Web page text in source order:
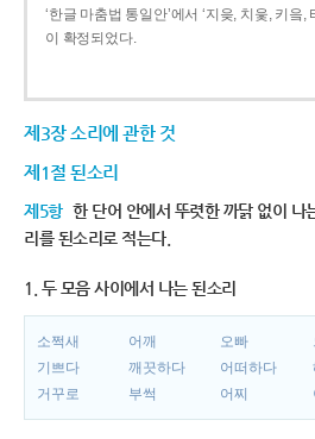
‘한글 마춤법 통일안’에서 ‘지읒, 치읓, 키읔,
이 확정되었다.
제3장 소리에 관한 것
제1절 된소리
제5항 한 단어 안에서 뚜렷한 까닭 없이 나
리를 된소리로 적는다.
1. 두 모음 사이에서 나는 된소리
소쩍새 어깨 오빠
기쁘다
깨끗하다 어떠하다
거꾸로
부썩 어찌